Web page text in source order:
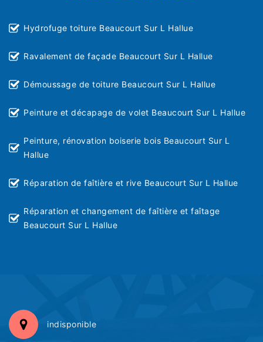
Hydrofuge toiture Beaucourt Sur L Hallue
Ravalement de façade Beaucourt Sur L Hallue
Démoussage de toiture Beaucourt Sur L Hallue
Peinture et décapage de volet Beaucourt Sur L Hallue
Peinture, rénovation boiserie bois Beaucourt Sur L
Hallue
Réparation de faîtière et rive Beaucourt Sur L Hallue
Réparation et changement de faîtière et faîtage
Beaucourt Sur L Hallue
indisponible